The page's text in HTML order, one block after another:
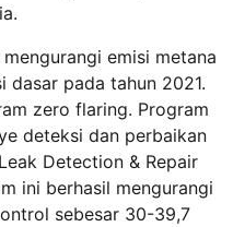
emisi metana
dasar pada tahun 2021.
zero flaring. Program
deteksi dan perbaikan
Detection & Repair
ini berhasil mengurangi
sebesar 30-39,7